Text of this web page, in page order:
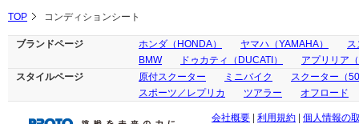
TOP コンディションシート
ブランドページ ホンダ（HONDA） ヤマハ（YAMAHA）
ス
BMW
ドゥカティ（DUCATI）
アプリリア
スタイルページ
原付スクーター ミニバイク
スクーター（
スポーツ／レプリカ
ツアラー オフロード
会社概要 利用規約
個人情報の